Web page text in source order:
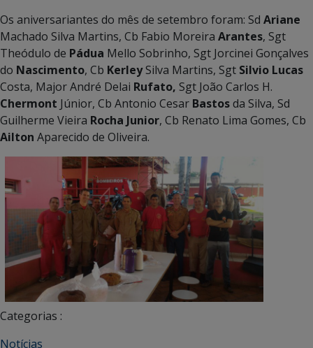
Os aniversariantes do mês de setembro foram: Sd Ariane
Machado Silva Martins, Cb Fabio Moreira Arantes, Sgt
Theódulo de Pádua Mello Sobrinho, Sgt Jorcinei Gonçalves
do Nascimento, Cb KerleySilva Martins, Sgt Silvio Lucas
Costa, Major André Delai Rufato, Sgt João Carlos H.
Chermont Júnior, Cb Antonio Cesar Bastosda Silva, Sd
Guilherme Vieira Rocha Junior, Cb Renato Lima Gomes, Cb
Ailton Aparecido de Oliveira.
Categorias :
Notícias